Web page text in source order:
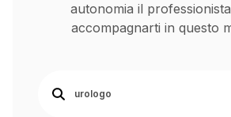
autonomia il
accompagnarti in questo